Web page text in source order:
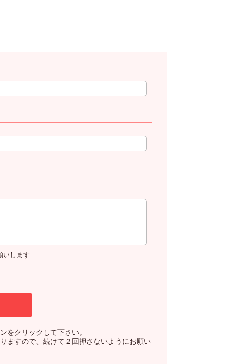
します
をクリックして下さい。
ますので、続けて２回押さないようにお願い